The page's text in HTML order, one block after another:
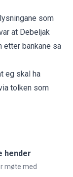
som
at Debeljak
etter bankane sa
eg skal ha
tolken som
hender
møte med